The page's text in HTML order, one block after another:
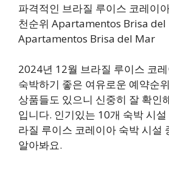
파격적인 브라질 루이스 코레이
천순위 Apartamentos Brisa
Apartamentos Brisa del Mar
2024년 12월 브라질 루이스 코
숙박하기 좋은 여유로운 예약순
상품들도 있으니 신중히 잘 확인
입니다. 인기있는 10개 숙박 시
라질 루이스 코레이아 숙박 시설
알아봐요.